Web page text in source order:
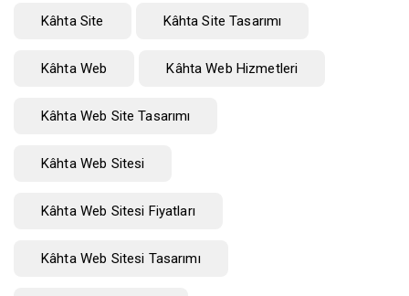
Kâhta Site Kâhta Site Tasarımı
Kâhta Web Kâhta Web Hizmetleri
Kâhta Web Site Tasarımı
Kâhta Web Sitesi
Kâhta Web Sitesi Fiyatları
Kâhta Web Sitesi Tasarımı